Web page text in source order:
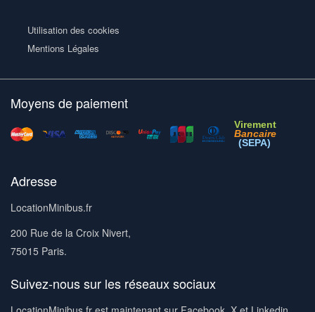
Utilisation des cookies
Mentions Légales
Moyens de paiement
Virement
Bancaire
(SEPA)
Adresse
LocationMinibus.fr
200 Rue de la Croix Nivert,
75015 Paris.
Suivez-nous sur les réseaux sociaux